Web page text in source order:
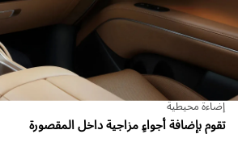
إضاءة محيطية
تقوم بإضافة أجواءٍ مزاجية داخل المقصورة